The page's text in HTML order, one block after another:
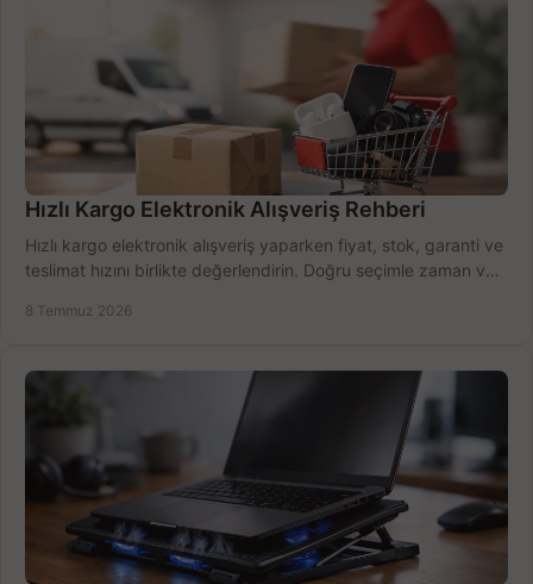
Hızlı Kargo Elektronik Alışveriş Rehberi
Hızlı kargo elektronik alışveriş yaparken fiyat, stok, garanti ve
teslimat hızını birlikte değerlendirin. Doğru seçimle zaman ve
8 Temmuz 2026